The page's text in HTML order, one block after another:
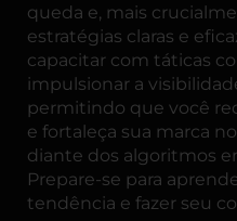
queda e, mais
estratégias claras e
capacitar com táticas
impulsionar a
permitindo que você
e fortaleça sua marca
diante dos algoritmos
Prepare-se para
tendência e fazer seu